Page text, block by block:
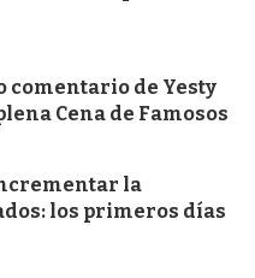
comentario de Yesty
Cena de Famosos
la
los primeros días